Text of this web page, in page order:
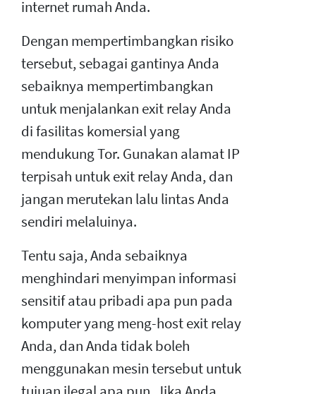
internet rumah Anda.
Dengan mempertimbangkan risiko
tersebut, sebagai gantinya Anda
sebaiknya mempertimbangkan
untuk menjalankan exit relay Anda
di fasilitas komersial yang
mendukung Tor. Gunakan alamat IP
terpisah untuk exit relay Anda, dan
jangan merutekan lalu lintas Anda
sendiri melaluinya.
Tentu saja, Anda sebaiknya
menghindari menyimpan informasi
sensitif atau pribadi apa pun pada
komputer yang meng-host exit relay
Anda, dan Anda tidak boleh
menggunakan mesin tersebut untuk